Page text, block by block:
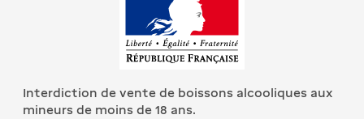
Interdiction de vente de boissons alcooliques aux
mineurs de moins de 18 ans.